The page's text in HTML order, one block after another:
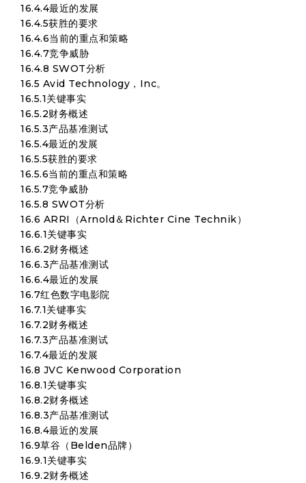
16.4.4最近的发展
16.4.5获胜的要求
16.4.6当前的重点和策略
16.4.7竞争威胁
16.4.8 SWOT分析
16.5 Avid Technology，Inc。
16.5.1关键事实
16.5.2财务概述
16.5.3产品基准测试
16.5.4最近的发展
16.5.5获胜的要求
16.5.6当前的重点和策略
16.5.7竞争威胁
16.5.8 SWOT分析
16.6 ARRI（Arnold＆Richter Cine Technik）
16.6.1关键事实
16.6.2财务概述
16.6.3产品基准测试
16.6.4最近的发展
16.7红色数字电影院
16.7.1关键事实
16.7.2财务概述
16.7.3产品基准测试
16.7.4最近的发展
16.8 JVC Kenwood Corporation
16.8.1关键事实
16.8.2财务概述
16.8.3产品基准测试
16.8.4最近的发展
16.9草谷（Belden品牌）
16.9.1关键事实
16.9.2财务概述